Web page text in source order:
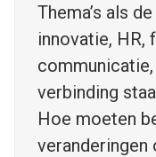
Thema’s als
innovatie, HR,
verbinding
Hoe moeten
veranderingen